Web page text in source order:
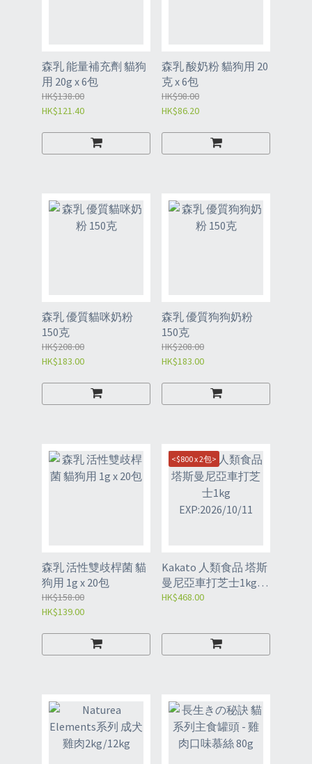
森乳 能量補充劑 貓狗
用 20g x 6包
HK$138.00
HK$121.40
森乳 酸奶粉 貓狗用 20
克 x 6包
HK$98.00
HK$86.20
森乳 優質貓咪奶粉
150克
HK$208.00
HK$183.00
森乳 優質狗狗奶粉
150克
HK$208.00
HK$183.00
森乳 活性雙歧桿菌 貓
狗用 1g x 20包
HK$158.00
HK$139.00
<$800 x 2包>
Kakato 人類食品 塔斯
曼尼亞車打芝士1kg
EXP:2026/10/11
HK$468.00